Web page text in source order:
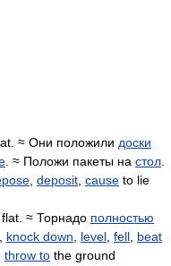
≈ Они положили доски
. ≈ Положи пакеты на стол
deposit cause to lie
≈ Торнадо полностью
knock down level fell beat
throw to the ground